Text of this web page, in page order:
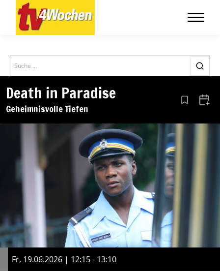
Search
Death in Paradise
Geheimnisvolle Tiefen Aus den
Fr, 19.06.2026 | 12:15 - 13:10